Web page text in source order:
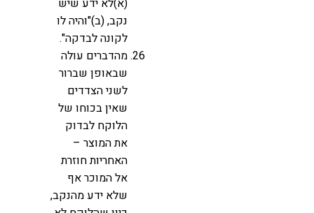
נקב, (ב)"והיה לו
לקונה לבדקה".
מהדברים עולה
שבאופן שברור
לשני הצדדים
שאין בכוחו של
הלוקח לבדוק
את המוצר –
האחריות חוזרת
אל המוכר אף
שלא ידע מהנקב,